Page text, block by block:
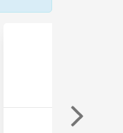
lensvision